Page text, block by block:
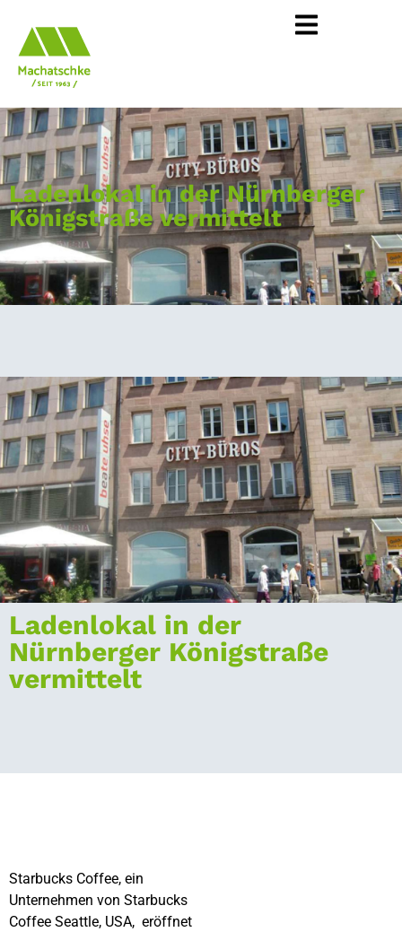
Ladenlokal in der Nürnberger
Königstraße vermittelt
Ladenlokal in der
Nürnberger Königstraße
vermittelt
Starbucks Coffee, ein
Unternehmen von Starbucks
Coffee Seattle, USA, eröffnet